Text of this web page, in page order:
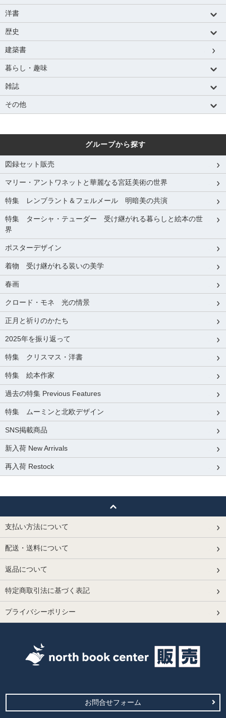
洋書
歴史
建築書
暮らし・趣味
雑誌
その他
グループから探す
図録セット販売
マリー・アントワネットと華麗なる宮廷美術の世界
特集 レンブラント＆フェルメール 明暗美の共演
特集 ターシャ・テューダー 受け継がれる暮らしと絵本の世
界
ポスターデザイン
着物 受け継がれる装いの美学
春画
クロード・モネ 光の情景
正月と祈りのかたち
2025年を振り返って
特集 クリスマス・洋書
特集 絵本作家
過去の特集 Previous Features
特集 ムーミンと北欧デザイン
SNS掲載商品
新入荷 New Arrivals
再入荷 Restock
支払い方法について
配送・送料について
返品について
特定商取引法に基づく表記
プライバシーポリシー
お問合せフォーム